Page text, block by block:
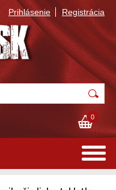
Prihlásenie Registrácia
0